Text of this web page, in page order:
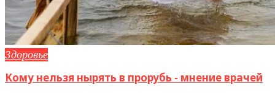
Здоровье
Кому нельзя нырять в прорубь - мнение врачей